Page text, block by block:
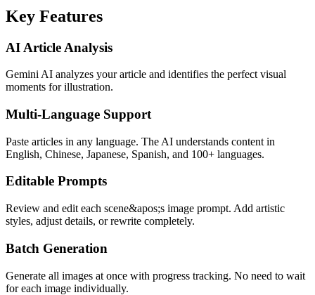
Key Features
AI Article Analysis
Gemini AI analyzes your article and identifies the perfect visual
moments for illustration.
Multi-Language Support
Paste articles in any language. The AI understands content in
English, Chinese, Japanese, Spanish, and 100+ languages.
Editable Prompts
Review and edit each scene&apos;s image prompt. Add artistic
styles, adjust details, or rewrite completely.
Batch Generation
Generate all images at once with progress tracking. No need to wait
for each image individually.